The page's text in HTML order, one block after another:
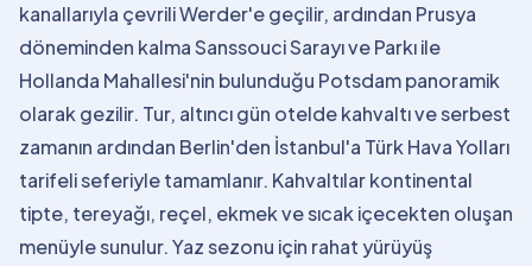
kanallarıyla çevrili Werder'e geçilir, ardından Prusya
döneminden kalma Sanssouci Sarayı ve Parkı ile
Hollanda Mahallesi'nin bulunduğu Potsdam panoramik
olarak gezilir. Tur, altıncı gün otelde kahvaltı ve serbest
zamanın ardından Berlin'den İstanbul'a Türk Hava Yolları
tarifeli seferiyle tamamlanır. Kahvaltılar kontinental
tipte, tereyağı, reçel, ekmek ve sıcak içecekten oluşan
menüyle sunulur. Yaz sezonu için rahat yürüyüş